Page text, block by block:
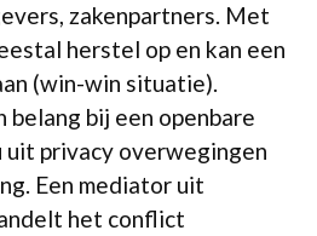
zakenpartners. Met
herstel op en kan een
(win-win situatie).
belang bij een openbare
uit privacy overwegingen
Een mediator uit
het conflict